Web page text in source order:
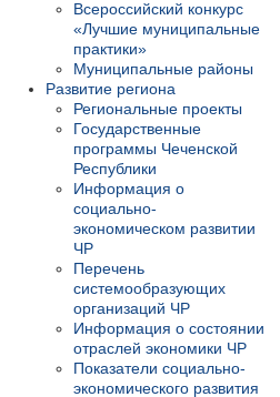
Всероссийский конкурс
«Лучшие муниципальные
практики»
Муниципальные районы
Развитие региона
Региональные проекты
Государственные
программы Чеченской
Республики
Информация о
социально-
экономическом развитии
ЧР
Перечень
системообразующих
организаций ЧР
Информация о состоянии
отраслей экономики ЧР
Показатели социально-
экономического развития